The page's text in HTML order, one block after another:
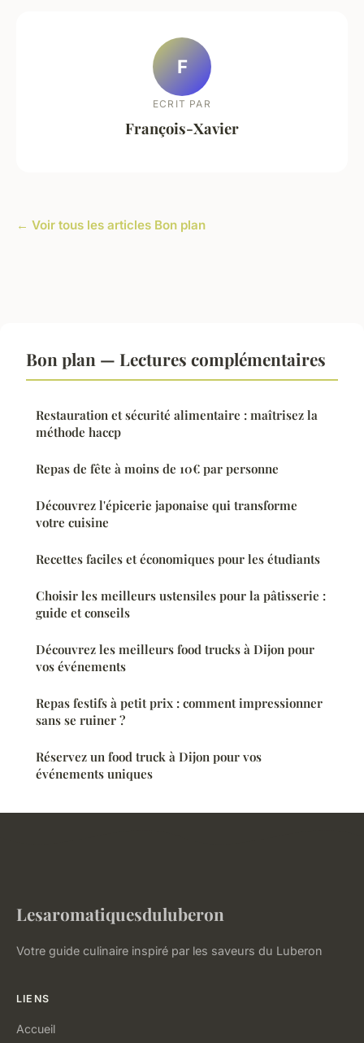
F
ECRIT PAR
François-Xavier
← Voir tous les articles Bon plan
Bon plan — Lectures complémentaires
Restauration et sécurité alimentaire : maîtrisez la
méthode haccp
Repas de fête à moins de 10€ par personne
Découvrez l'épicerie japonaise qui transforme
votre cuisine
Recettes faciles et économiques pour les étudiants
Choisir les meilleurs ustensiles pour la pâtisserie :
guide et conseils
Découvrez les meilleurs food trucks à Dijon pour
vos événements
Repas festifs à petit prix : comment impressionner
sans se ruiner ?
Réservez un food truck à Dijon pour vos
événements uniques
Lesaromatiquesduluberon
Votre guide culinaire inspiré par les saveurs du Luberon
LIENS
Accueil